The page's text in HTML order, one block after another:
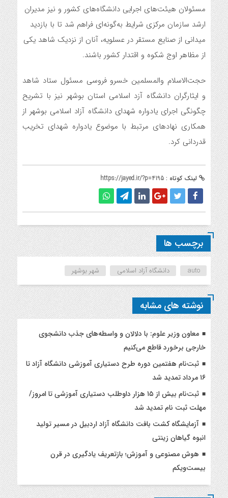
مسئولان هیئت‌های اجرایی دانشگاه‌های کشور و نیز مدیران
ارشد سازمان مرکزی شرایط به‌گونه‌ای فراهم شد تا با بازدید
میدانی از صنایع مستقر در عسلویه، آنان از نزدیک شاهد یکی
از مظاهر اوج شکوه و اقتدار کشور باشند.
حجت‌الاسلام والمسلمین خسرو فروسی مسئول ستاد شاهد
و ایثارگران دانشگاه آزد اسلامی استان بوشهر نیز با تشریح
چگونگی اجرای یادواره شهدای دانشگاه آزاد اسلامی بوشهر از
همکاری نهادهای مرتبط با موضوع یادواره شهدای تخریب
قدردانی کرد.
لینک کوتاه : https://jayed.ir/?p=4195
برچسب ها
auto دانشگاه آزاد اسلامی شهر بوشهر
نوشته های مشابه
معاون وزیر علوم: با دلالان و واسطه‌های جذب دانشجوی
خارجی برخورد قاطع می‌کنیم
ثبت‌نام هفتمین دوره طرح دستیاری آموزشی دانشگاه آزاد تا
۱۶ مرداد تمدید شد
ثبت‌نام بیش از ۱۵ هزار داوطلب دستیاری آموزشی تا امروز/
مهلت ثبت نام تمدید شد
آزمایشگاه کشت بافت دانشگاه آزاد اردبیل در مسیر تولید
انبوه گیاهان زینتی
هوش مصنوعی و آموزش؛ بازتعریف یادگیری در قرن
بیست‌ویکم